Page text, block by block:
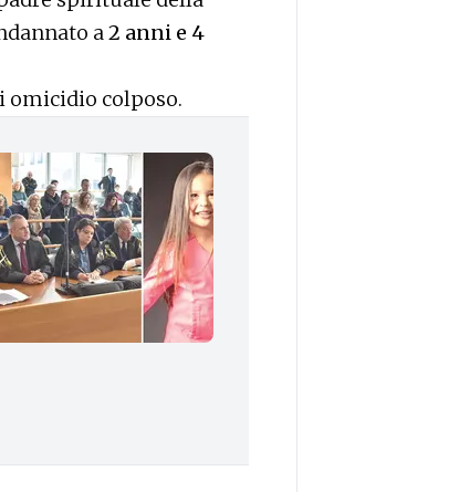
a2 anni e 4
omicidio colposo.